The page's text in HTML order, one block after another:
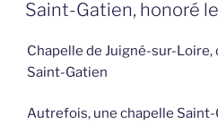
Saint-Gatien, honoré
Chapelle de Juigné-sur-Loire,
Saint-Gatien
Autrefois, une chapelle